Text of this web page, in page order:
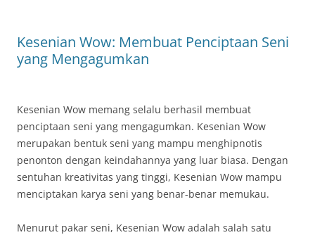
Kesenian Wow: Membuat Penciptaan Seni
yang Mengagumkan
Kesenian Wow memang selalu berhasil membuat
penciptaan seni yang mengagumkan. Kesenian Wow
merupakan bentuk seni yang mampu menghipnotis
penonton dengan keindahannya yang luar biasa. Dengan
sentuhan kreativitas yang tinggi, Kesenian Wow mampu
menciptakan karya seni yang benar-benar memukau.
Menurut pakar seni, Kesenian Wow adalah salah satu